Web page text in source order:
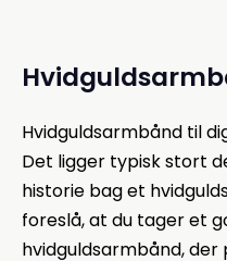
Hvidguldsarmbånd til
Det ligger typisk stort
historie bag et
foreslå, at du tager et
hvidguldsarmbånd,